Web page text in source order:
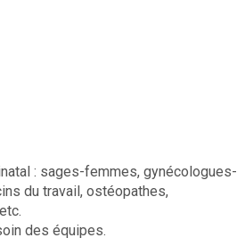
: sages-femmes, gynécologues-
du travail, ostéopathes,
des équipes.